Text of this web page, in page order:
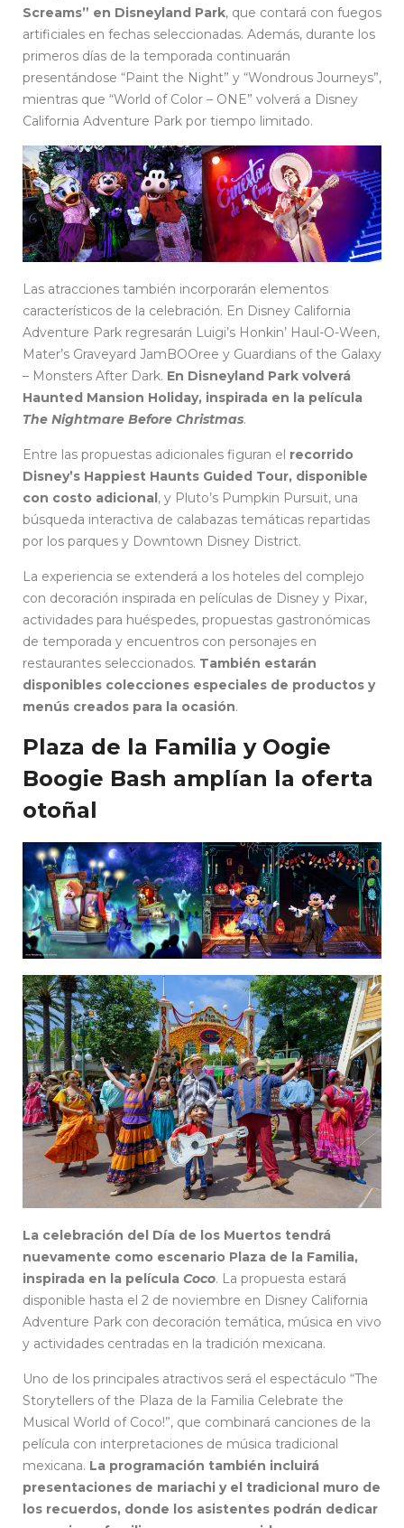
Screams” en Disneyland Park, que contará con fuegos
artificiales en fechas seleccionadas. Además, durante los
primeros días de la temporada continuarán
presentándose “Paint the Night” y “Wondrous Journeys”,
mientras que “World of Color – ONE” volverá a Disney
California Adventure Park por tiempo limitado.
Las atracciones también incorporarán elementos
característicos de la celebración. En Disney California
Adventure Park regresarán Luigi’s Honkin’ Haul-O-Ween,
Mater’s Graveyard JamBOOree y Guardians of the Galaxy
– Monsters After Dark. En Disneyland Park volverá
Haunted Mansion Holiday, inspirada en la película
The Nightmare Before Christmas.
Entre las propuestas adicionales figuran el recorrido
Disney’s Happiest Haunts Guided Tour, disponible
con costo adicional, y Pluto’s Pumpkin Pursuit, una
búsqueda interactiva de calabazas temáticas repartidas
por los parques y Downtown Disney District.
La experiencia se extenderá a los hoteles del complejo
con decoración inspirada en películas de Disney y Pixar,
actividades para huéspedes, propuestas gastronómicas
de temporada y encuentros con personajes en
restaurantes seleccionados. También estarán
disponibles colecciones especiales de productos y
menús creados para la ocasión.
Plaza de la Familia y Oogie
Boogie Bash amplían la oferta
otoñal
La celebración del Día de los Muertos tendrá
nuevamente como escenario Plaza de la Familia,
inspirada en la película Coco. La propuesta estará
disponible hasta el 2 de noviembre en Disney California
Adventure Park con decoración temática, música en vivo
y actividades centradas en la tradición mexicana.
Uno de los principales atractivos será el espectáculo “The
Storytellers of the Plaza de la Familia Celebrate the
Musical World of Coco!”, que combinará canciones de la
película con interpretaciones de música tradicional
mexicana. La programación también incluirá
presentaciones de mariachi y el tradicional muro de
los recuerdos, donde los asistentes podrán dedicar